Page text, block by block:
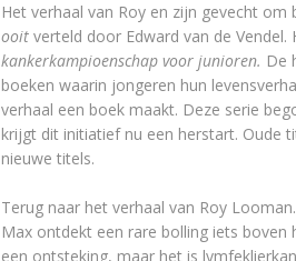
Het verhaal van Roy en zijn gevecht
ooit verteld door Edward van de
kankerkampioenschap voor junioren. De
boeken waarin jongeren hun
verhaal een boek maakt. Deze serie
krijgt dit initiatief nu een herstart. Oude
nieuwe titels.
Terug naar het verhaal van Roy
Max ontdekt een rare bolling iets boven
een ontsteking, maar het is